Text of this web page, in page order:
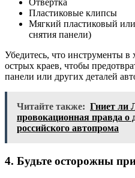
Отвертка
Пластиковые клипсы
Мягкий пластиковый
снятия панели)
Убедитесь, что инструменты
острых краев, чтобы
панели или других деталей
Читайте также: Гниет ли
провокационная правда о
российского автопрома
4. Будьте осторожны